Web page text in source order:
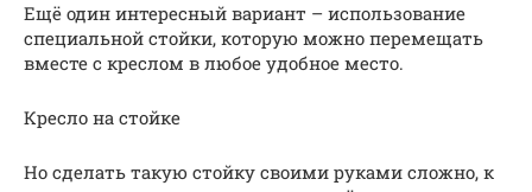
Ещё один интересный вариант – использование
специальной стойки, которую можно перемещать
вместе с креслом в любое удобное место.
Кресло на стойке
Но сделать такую стойку своими руками сложно, к